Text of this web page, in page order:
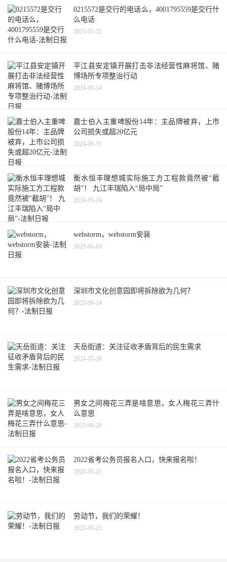
0215572是交行的电话么，4001795559是交行什
么电话
2023-05-22
平江县安定镇开展打击非法经营性麻将馆、赌
博场所专项整治行动
2024-09-14
嘉士伯入主重啤股份14年：主品牌被弃，上市
公司损失或超20亿元
2024-08-11
衡水恒丰理想城实际施工方工程款竟然被“截
胡”！ 九江丰瑞陷入“局中局”
2024-05-24
webstorm，webstorm安装
2023-06-03
深圳市文化创意园即将拆除欲为几何？
2023-09-14
天岳街道：关注征收矛盾背后的民生需求
2024-05-30
男女之间梅花三弄是啥意思，女人梅花三弄什
么意思
2023-06-29
2022省考公务员报名入口，快来报名啦！
2023-05-21
劳动节，我们的荣耀！
2023-05-23